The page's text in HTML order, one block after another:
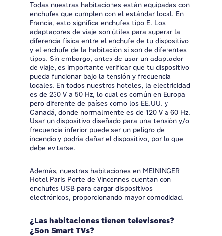
Todas nuestras habitaciones están equipadas con
enchufes que cumplen con el estándar local. En
Francia, esto significa enchufes tipo E. Los
adaptadores de viaje son útiles para superar la
diferencia física entre el enchufe de tu dispositivo
y el enchufe de la habitación si son de diferentes
tipos. Sin embargo, antes de usar un adaptador
de viaje, es importante verificar que tu dispositivo
pueda funcionar bajo la tensión y frecuencia
locales. En todos nuestros hoteles, la electricidad
es de 230 V a 50 Hz, lo cual es común en Europa
pero diferente de países como los EE.UU. y
Canadá, donde normalmente es de 120 V a 60 Hz.
Usar un dispositivo diseñado para una tensión y/o
frecuencia inferior puede ser un peligro de
incendio y podría dañar el dispositivo, por lo que
debe evitarse.
Además, nuestras habitaciones en MEININGER
Hotel Paris Porte de Vincennes cuentan con
enchufes USB para cargar dispositivos
electrónicos, proporcionando mayor comodidad.
¿Las habitaciones tienen televisores?
¿Son Smart TVs?